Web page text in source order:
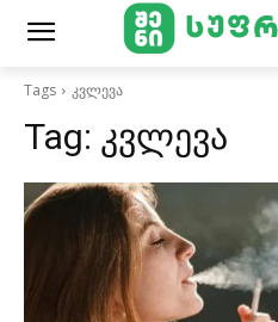
Tags კვლევა
Tag: კვლევა